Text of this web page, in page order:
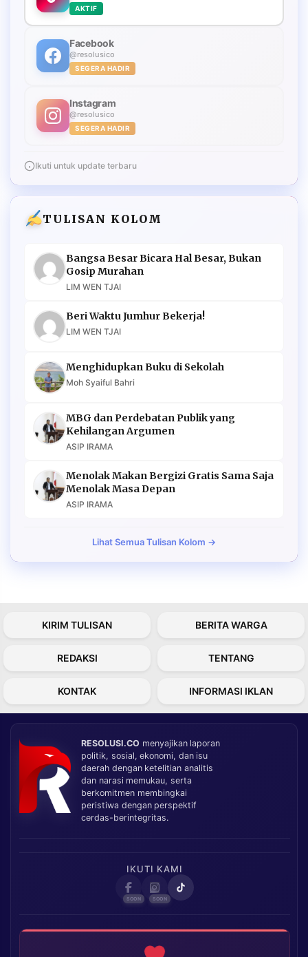
AKTIF
Facebook
@resolusico
SEGERA HADIR
Instagram
@resolusico
SEGERA HADIR
Ikuti untuk update terbaru
TULISAN KOLOM
Bangsa Besar Bicara Hal Besar, Bukan
Gosip Murahan
LIM WEN TJAI
Beri Waktu Jumhur Bekerja!
LIM WEN TJAI
Menghidupkan Buku di Sekolah
Moh Syaiful Bahri
MBG dan Perdebatan Publik yang
Kehilangan Argumen
ASIP IRAMA
Menolak Makan Bergizi Gratis Sama Saja
Menolak Masa Depan
ASIP IRAMA
Lihat Semua Tulisan Kolom →
KIRIM TULISAN BERITA WARGA
REDAKSI TENTANG
KONTAK INFORMASI IKLAN
RESOLUSI.CO menyajikan laporan
politik, sosial, ekonomi, dan isu
daerah dengan ketelitian analitis
dan narasi memukau, serta
berkomitmen membingkai
peristiwa dengan perspektif
cerdas-berintegritas.
IKUTI KAMI